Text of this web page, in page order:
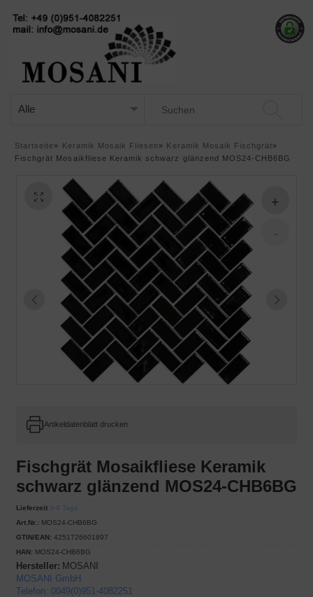
Startseite » Keramik Mosaik Fliesen » Keramik Mosaik Fischgrät»
Fischgrät Mosaikfliese Keramik schwarz glänzend MOS24-CHB6BG
Artikeldatenblatt drucken
Fischgrät Mosaikfliese Keramik
schwarz glänzend MOS24-CHB6BG
Lieferzeit 3-4 Tage
Art.Nr.: MOS24-CHB6BG
GTIN/EAN: 4251726601897
HAN: MOS24-CHB6BG
Hersteller: MOSANI
MOSANI GmbH
Telefon: 0049(0)951-4082251